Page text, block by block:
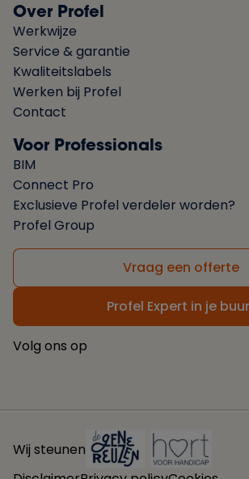
Over Profel
Werkwijze
Service & garantie
Kwaliteitslabels
Werken bij Profel
Contact
Voor Professionals
BIM
Connect Pro
Exclusieve Profel verdeler worden?
Profel Group
Vraag een offerte
Profel Expert in je
Volg ons op
Wij steunen